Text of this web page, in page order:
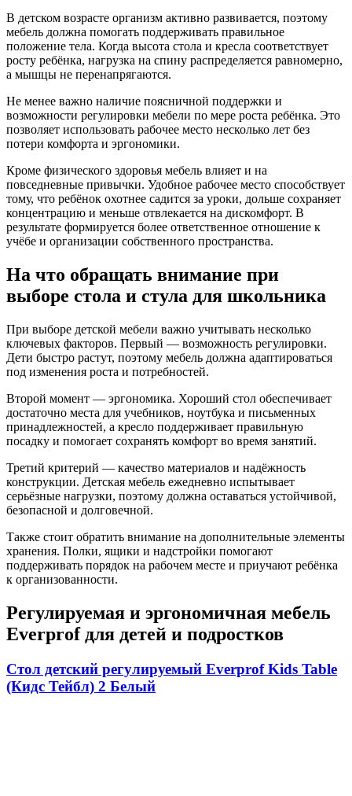
В детском возрасте организм активно развивается, поэтому
мебель должна помогать поддерживать правильное
положение тела. Когда высота стола и кресла соответствует
росту ребёнка, нагрузка на спину распределяется равномерно,
а мышцы не перенапрягаются.
Не менее важно наличие поясничной поддержки и
возможности регулировки мебели по мере роста ребёнка. Это
позволяет использовать рабочее место несколько лет без
потери комфорта и эргономики.
Кроме физического здоровья мебель влияет и на
повседневные привычки. Удобное рабочее место способствует
тому, что ребёнок охотнее садится за уроки, дольше сохраняет
концентрацию и меньше отвлекается на дискомфорт. В
результате формируется более ответственное отношение к
учёбе и организации собственного пространства.
На что обращать внимание при
выборе стола и стула для школьника
При выборе детской мебели важно учитывать несколько
ключевых факторов. Первый — возможность регулировки.
Дети быстро растут, поэтому мебель должна адаптироваться
под изменения роста и потребностей.
Второй момент — эргономика. Хороший стол обеспечивает
достаточно места для учебников, ноутбука и письменных
принадлежностей, а кресло поддерживает правильную
посадку и помогает сохранять комфорт во время занятий.
Третий критерий — качество материалов и надёжность
конструкции. Детская мебель ежедневно испытывает
серьёзные нагрузки, поэтому должна оставаться устойчивой,
безопасной и долговечной.
Также стоит обратить внимание на дополнительные элементы
хранения. Полки, ящики и надстройки помогают
поддерживать порядок на рабочем месте и приучают ребёнка
к организованности.
Регулируемая и эргономичная мебель
Everprof для детей и подростков
Стол детский регулируемый Everprof Kids Table
(Кидс Тейбл) 2 Белый